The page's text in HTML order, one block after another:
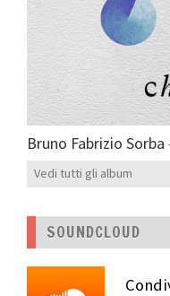
Bruno Fabrizio Sorba
Vedi tutti gli album
SOUNDCLOUD